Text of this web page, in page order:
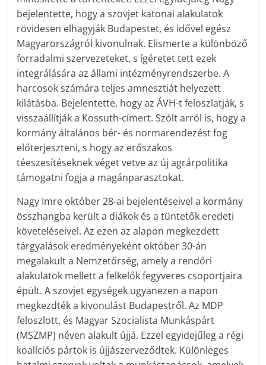
bejelentette, hogy a szovjet katonai alakulatok
rövidesen elhagyják Budapestet, és idővel egész
Magyarországról kivonulnak. Elismerte a különböző
forradalmi szervezeteket, s ígéretet tett ezek
integrálására az állami intézményrendszerbe. A
harcosok számára teljes amnesztiát helyezett
kilátásba. Bejelentette, hogy az ÁVH-t feloszlatják, s
visszaállítják a Kossuth-címert. Szólt arról is, hogy a
kormány általános bér- és normarendezést fog
előterjeszteni, s hogy az erőszakos
téeszesítéseknek véget vetve az új agrárpolitika
támogatni fogja a magánparasztokat.
Nagy Imre október 28-ai bejelentéseivel a kormány
összhangba került a diákok és a tüntetők eredeti
követeléseivel. Az ezen az alapon megkezdett
tárgyalások eredményeként október 30-án
megalakult a Nemzetőrség, amely a rendőri
alakulatok mellett a felkelők fegyveres csoportjaira
épült. A szovjet egységek ugyanezen a napon
megkezdték a kivonulást Budapestről. Az MDP
feloszlott, és Magyar Szocialista Munkáspárt
(MSZMP) néven alakult újjá. Ezzel egyidejűleg a régi
koalíciós pártok is újjászerveződtek. Különleges